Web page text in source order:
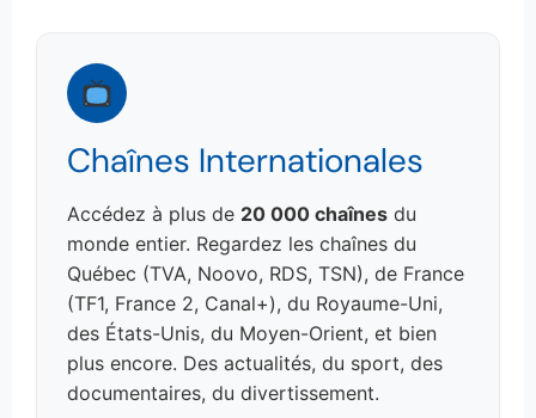
Chaînes Internationales
Accédez à plus de 20 000 chaînes du
monde entier. Regardez les chaînes du
Québec (TVA, Noovo, RDS, TSN), de France
(TF1, France 2, Canal+), du Royaume-Uni,
des États-Unis, du Moyen-Orient, et bien
plus encore. Des actualités, du sport, des
documentaires, du divertissement.